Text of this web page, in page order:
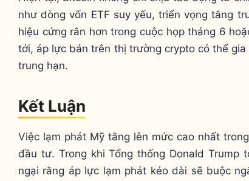
như dòng vốn ETF suy yếu, triển vọng tăng
hiệu cứng rắn hơn trong cuộc họp tháng 6
tới, áp lực bán trên thị trường crypto có thể
trung hạn.
Kết Luận
Việc lạm phát Mỹ tăng lên mức cao nhất
đầu tư. Trong khi Tổng thống Donald
ngại rằng áp lực lạm phát kéo dài sẽ buộc